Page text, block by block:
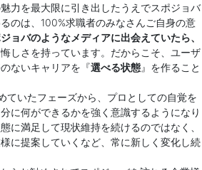
力を最大限に引き出したうえでスポジョバ
のは、100%求職者のみなさんご自身の意
ョバのようなメディアに出会えていたら、
悔しさを持っています。だからこそ、ユーザ
ないキャリアを『選べる状態』を作ること
ていたフェーズから、プロとしての自覚を
に何ができるかを強く意識するようになり
に満足して現状維持を続けるのではなく、
に提案していくなど、常に新しく変化し続